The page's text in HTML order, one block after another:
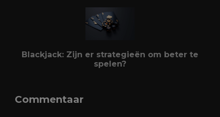
Blackjack: Zijn er strategieën om beter te
spelen?
Commentaar